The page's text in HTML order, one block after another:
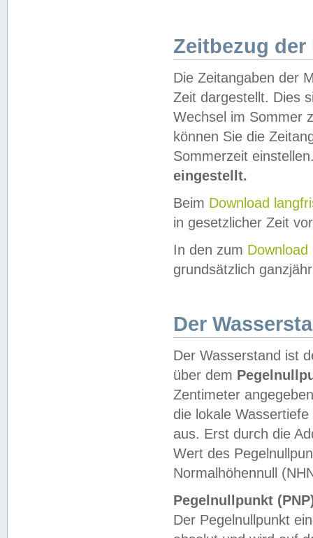
Zeitbezug der
Die Zeitangaben der
Zeit dargestellt. Dies
Wechsel im Sommer
können Sie die
Sommerzeit
eingestellt.
Beim Download
in gesetzlicher Zeit
In den zum Download
grundsätzlich
Der
Der Wasserstand ist
über dem
Zentimeter
die lokale
aus. Erst durch die
Wert des
Normalhöhennull
Pegelnullpunkt
Der Pegelnullpunkt